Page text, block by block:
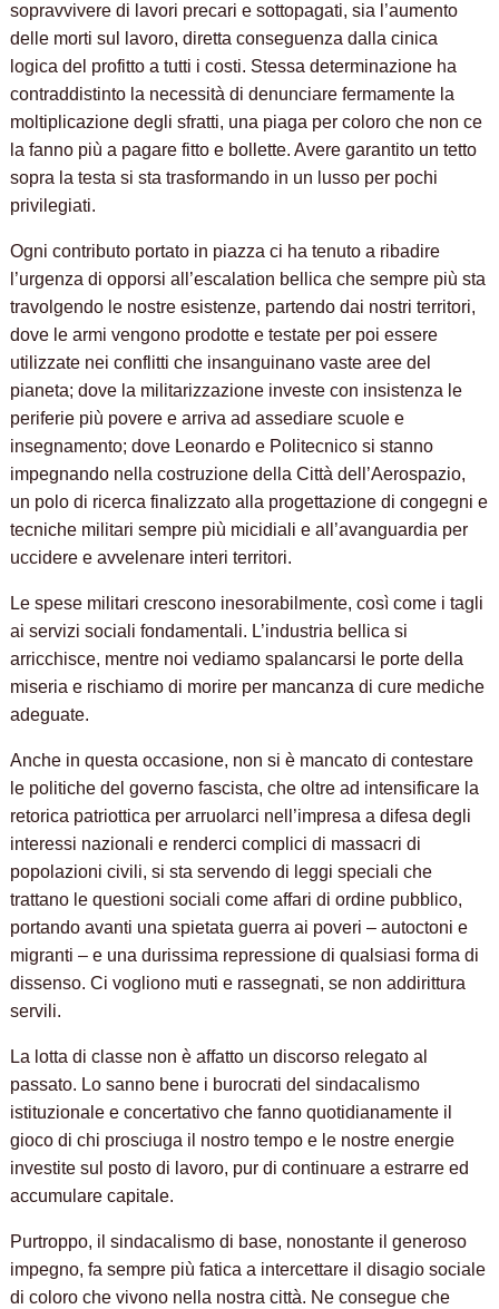
sopravvivere di lavori precari e sottopagati, sia l’aumento
delle morti sul lavoro, diretta conseguenza dalla cinica
logica del profitto a tutti i costi. Stessa determinazione ha
contraddistinto la necessità di denunciare fermamente la
moltiplicazione degli sfratti, una piaga per coloro che non ce
la fanno più a pagare fitto e bollette. Avere garantito un tetto
sopra la testa si sta trasformando in un lusso per pochi
privilegiati.
Ogni contributo portato in piazza ci ha tenuto a ribadire
l’urgenza di opporsi all’escalation bellica che sempre più sta
travolgendo le nostre esistenze, partendo dai nostri territori,
dove le armi vengono prodotte e testate per poi essere
utilizzate nei conflitti che insanguinano vaste aree del
pianeta; dove la militarizzazione investe con insistenza le
periferie più povere e arriva ad assediare scuole e
insegnamento; dove Leonardo e Politecnico si stanno
impegnando nella costruzione della Città dell’Aerospazio,
un polo di ricerca finalizzato alla progettazione di congegni e
tecniche militari sempre più micidiali e all’avanguardia per
uccidere e avvelenare interi territori.
Le spese militari crescono inesorabilmente, così come i tagli
ai servizi sociali fondamentali. L’industria bellica si
arricchisce, mentre noi vediamo spalancarsi le porte della
miseria e rischiamo di morire per mancanza di cure mediche
adeguate.
Anche in questa occasione, non si è mancato di contestare
le politiche del governo fascista, che oltre ad intensificare la
retorica patriottica per arruolarci nell’impresa a difesa degli
interessi nazionali e renderci complici di massacri di
popolazioni civili, si sta servendo di leggi speciali che
trattano le questioni sociali come affari di ordine pubblico,
portando avanti una spietata guerra ai poveri – autoctoni e
migranti – e una durissima repressione di qualsiasi forma di
dissenso. Ci vogliono muti e rassegnati, se non addirittura
servili.
La lotta di classe non è affatto un discorso relegato al
passato. Lo sanno bene i burocrati del sindacalismo
istituzionale e concertativo che fanno quotidianamente il
gioco di chi prosciuga il nostro tempo e le nostre energie
investite sul posto di lavoro, pur di continuare a estrarre ed
accumulare capitale.
Purtroppo, il sindacalismo di base, nonostante il generoso
impegno, fa sempre più fatica a intercettare il disagio sociale
di coloro che vivono nella nostra città. Ne consegue che